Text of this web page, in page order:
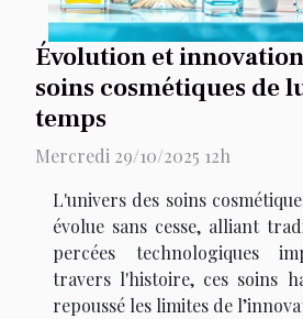
Évolution et
soins cosmétiques de
temps
Mercredi 29/10/2025 12h
L'univers des soins
évolue sans cesse, alliant
percées technologiques
travers l'histoire, ces soins
repoussé les limites de